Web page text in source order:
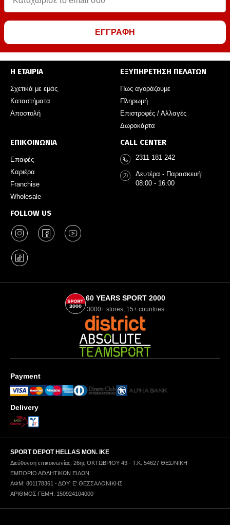
ΕΓΓΡΑΦΗ
Η ΕΤΑΙΡΙΑ
Σχετικά με εμάς
Καταστήματα
Αποστολή
ΕΞΥΠΗΡΕΤΗΣΗ ΠΕΛΑΤΩΝ
Πως αγοράζουμε
Πληρωμή
Επιστροφές / Αλλαγές
Δωροκάρτα
ΕΠΙΚΟΙΝΩΝΙΑ
Επαφές
Καριέρα
Franchise
Wholesale
FOLLOW US
CALL CENTER
2311 181 242
Δευτέρα - Παρασκευή:
08:00 - 16:00
60 YEARS SPORT 2000
3000+ stores, 15+ countries
Payment
Delivery
SPORT DEPOT HELLAS ΜΟΝ. ΙΚΕ
Διεύθυνση επικοινωνίας: 26ης ΟΚΤΩΒΡΙΟΥ 43 - Τ.Κ. 54627 ΘΕΣ/ΝΙΚΗ
ΕΜΠΟΡΙΟ ΑΘΛΗΤΙΚΩΝ ΕΙΔΩΝ
ΑΦΜ: 801178361 - ΔΟΥ: Ε' ΘΕΣΣΑΛΟΝΙΚΗΣ
ΑΡΙΘΜΟΣ ΓΕΜΗ: 150924104000